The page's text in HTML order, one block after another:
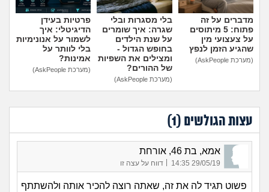
מדברים על זה
פתוח: 5 מיתוסים
על צעצועי מין
שהגיע הזמן לנפץ
(מערכת AskPeople)
בלי מסגרות ובלי
שגרה: איך שומרים
על שנת הילדים
בחופש הגדול -
ומצילים את השפיות
של ההורים?
(מערכת AskPeople)
פרטיות בעידן
הדיגיטלי: איך
לשמור על אנונימיות
בלי לוותר על
אמינות?
(מערכת AskPeople)
עצות הגולשים (1
)
אמא, בת 46, אורחת
29/05/19 14:35 דווח על עצה זו
פשוט תגיד לה את זה, שאתה רוצה להכיר אותה ולהשתתף